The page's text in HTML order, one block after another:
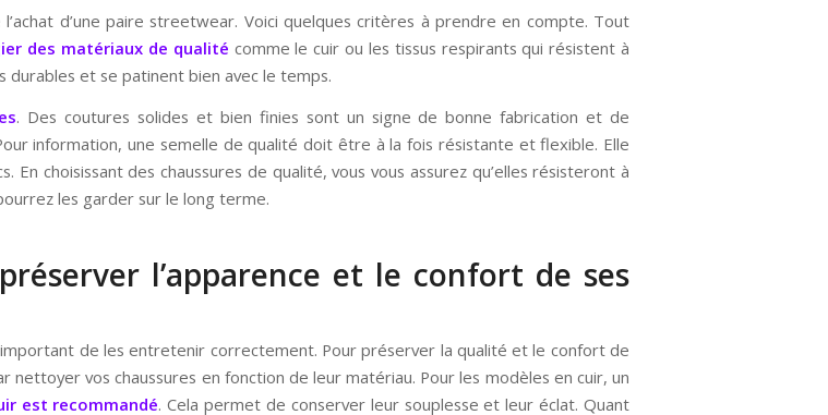
d’une paire streetwear. Voici quelques critères à prendre en compte. Tout
des matériaux de qualité comme le cuir ou les tissus respirants qui résistent à
durables et se patinent bien avec le temps.
. Des coutures solides et bien finies sont un signe de bonne fabrication et de
information, une semelle de qualité doit être à la fois résistante et flexible. Elle
choisissant des chaussures de qualité, vous vous assurez qu’elles résisteront à
les garder sur le long terme.
l’apparence et le confort de ses
de les entretenir correctement. Pour préserver la qualité et le confort de
vos chaussures en fonction de leur matériau. Pour les modèles en cuir, un
est recommandé. Cela permet de conserver leur souplesse et leur éclat. Quant